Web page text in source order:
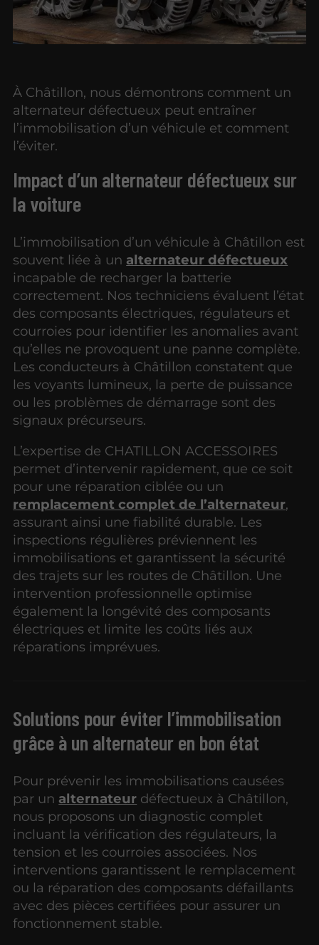
À Châtillon, nous démontrons comment un
alternateur défectueux peut entraîner
l’immobilisation d’un véhicule et comment
l’éviter.
Impact d’un alternateur défectueux sur
la voiture
L’immobilisation d’un véhicule à Châtillon est
souvent liée à un alternateur défectueux
incapable de recharger la batterie
correctement. Nos techniciens évaluent l’état
des composants électriques, régulateurs et
courroies pour identifier les anomalies avant
qu’elles ne provoquent une panne complète.
Les conducteurs à Châtillon constatent que
les voyants lumineux, la perte de puissance
ou les problèmes de démarrage sont des
signaux précurseurs.
L’expertise de CHATILLON ACCESSOIRES
permet d’intervenir rapidement, que ce soit
pour une réparation ciblée ou un
remplacement complet de l’alternateur,
assurant ainsi une fiabilité durable. Les
inspections régulières préviennent les
immobilisations et garantissent la sécurité
des trajets sur les routes de Châtillon. Une
intervention professionnelle optimise
également la longévité des composants
électriques et limite les coûts liés aux
réparations imprévues.
Solutions pour éviter l’immobilisation
grâce à un alternateur en bon état
Pour prévenir les immobilisations causées
par un alternateur défectueux à Châtillon,
nous proposons un diagnostic complet
incluant la vérification des régulateurs, la
tension et les courroies associées. Nos
interventions garantissent le remplacement
ou la réparation des composants défaillants
avec des pièces certifiées pour assurer un
fonctionnement stable.